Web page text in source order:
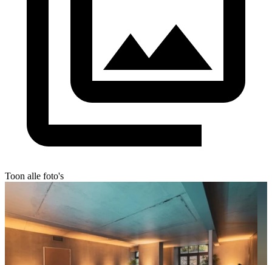
Toon alle foto's